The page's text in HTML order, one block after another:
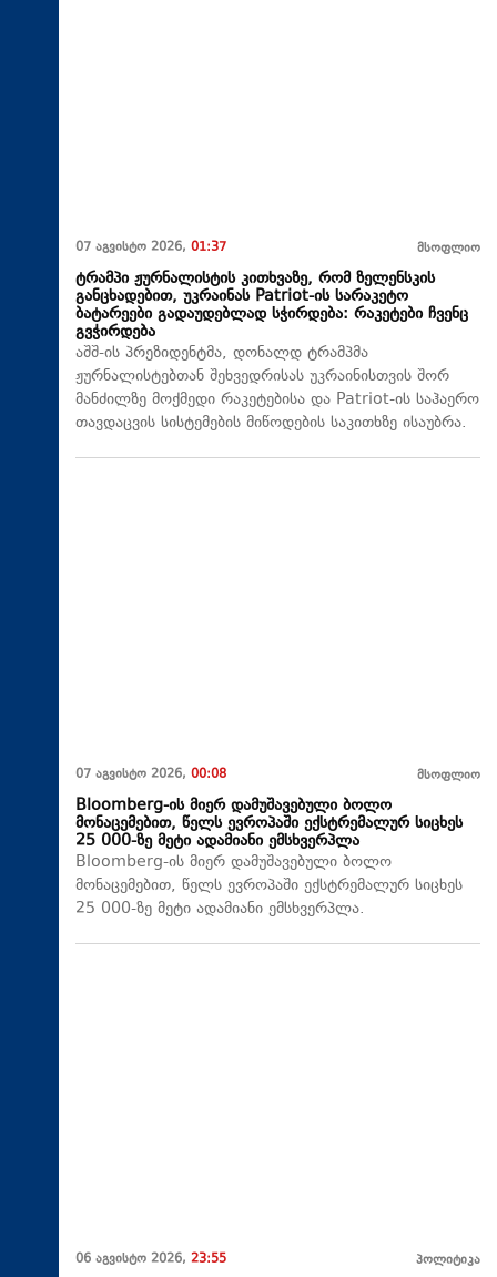
07 აგვისტო 2026, 01:37 მსოფლიო
ტრამპი ჟურნალისტის კითხვაზე, რომ ზელენსკის
განცხადებით, უკრაინას Patriot-ის სარაკეტო
ბატარეები გადაუდებლად სჭირდება: რაკეტები ჩვენც
გვჭირდება
აშშ-ის პრეზიდენტმა, დონალდ ტრამპმა
ჟურნალისტებთან შეხვედრისას უკრაინისთვის შორ
მანძილზე მოქმედი რაკეტებისა და Patriot-ის საჰაერო
თავდაცვის სისტემების მიწოდების საკითხზე ისაუბრა.
07 აგვისტო 2026, 00:08 მსოფლიო
Bloomberg-ის მიერ დამუშავებული ბოლო
მონაცემებით, წელს ევროპაში ექსტრემალურ სიცხეს
25 000-ზე მეტი ადამიანი ემსხვერპლა
Bloomberg-ის მიერ დამუშავებული ბოლო
მონაცემებით, წელს ევროპაში ექსტრემალურ სიცხეს
25 000-ზე მეტი ადამიანი ემსხვერპლა.
06 აგვისტო 2026, 23:55 პოლიტიკა